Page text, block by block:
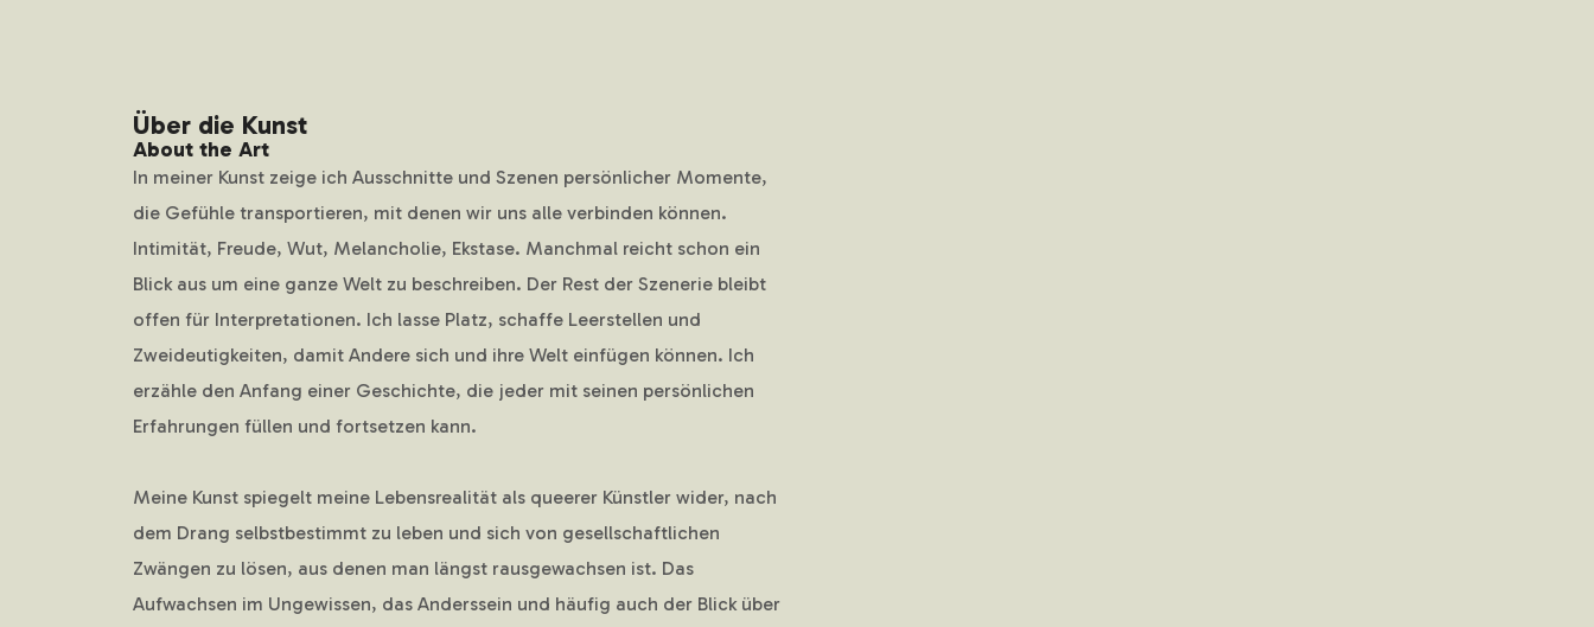
Über die Kunst
About the Art
In meiner Kunst zeige ich Ausschnitte und Szenen persönlicher Momente,
die Gefühle transportieren, mit denen wir uns alle verbinden können.
Intimität, Freude, Wut, Melancholie, Ekstase. Manchmal reicht schon ein
Blick aus um eine ganze Welt zu beschreiben. Der Rest der Szenerie bleibt
offen für Interpretationen. Ich lasse Platz, schaffe Leerstellen und
Zweideutigkeiten, damit Andere sich und ihre Welt einfügen können. Ich
erzähle den Anfang einer Geschichte, die jeder mit seinen persönlichen
Erfahrungen füllen und fortsetzen kann.
Meine Kunst spiegelt meine Lebensrealität als queerer Künstler wider, nach
dem Drang selbstbestimmt zu leben und sich von gesellschaftlichen
Zwängen zu lösen, aus denen man längst rausgewachsen ist. Das
Aufwachsen im Ungewissen, das Anderssein und häufig auch der Blick über